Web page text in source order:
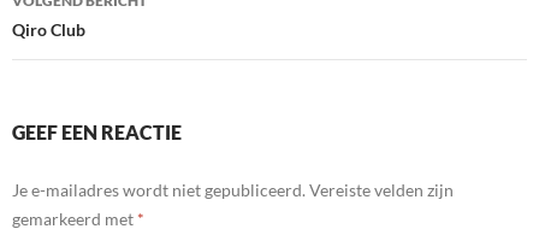
Qiro Club
GEEF EEN REACTIE
Je e-mailadres wordt niet gepubliceerd. Vereiste velden zijn
gemarkeerd met *